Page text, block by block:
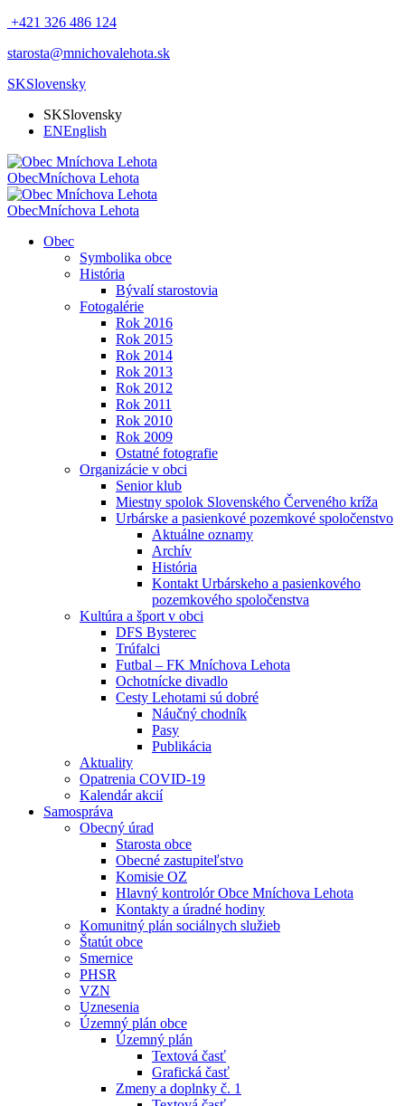
+421 326 486 124
starosta@mnichovalehota.sk
SKSlovensky
SKSlovensky
ENEnglish
ObecMníchova Lehota
ObecMníchova Lehota
Obec
Symbolika obce
História
Bývalí starostovia
Fotogalérie
Rok 2016
Rok 2015
Rok 2014
Rok 2013
Rok 2012
Rok 2011
Rok 2010
Rok 2009
Ostatné fotografie
Organizácie v obci
Senior klub
Miestny spolok Slovenského Červeného kríža
Urbárske a pasienkové pozemkové spoločenstvo
Aktuálne oznamy
Archív
História
Kontakt Urbárskeho a pasienkového
pozemkového spoločenstva
Kultúra a šport v obci
DFS Bysterec
Trúfalci
Futbal – FK Mníchova Lehota
Ochotnícke divadlo
Cesty Lehotami sú dobré
Náučný chodník
Pasy
Publikácia
Aktuality
Opatrenia COVID-19
Kalendár akcií
Samospráva
Obecný úrad
Starosta obce
Obecné zastupiteľstvo
Komisie OZ
Hlavný kontrolór Obce Mníchova Lehota
Kontakty a úradné hodiny
Komunitný plán sociálnych služieb
Štatút obce
Smernice
PHSR
VZN
Uznesenia
Územný plán obce
Územný plán
Textová časť
Grafická časť
Zmeny a doplnky č. 1